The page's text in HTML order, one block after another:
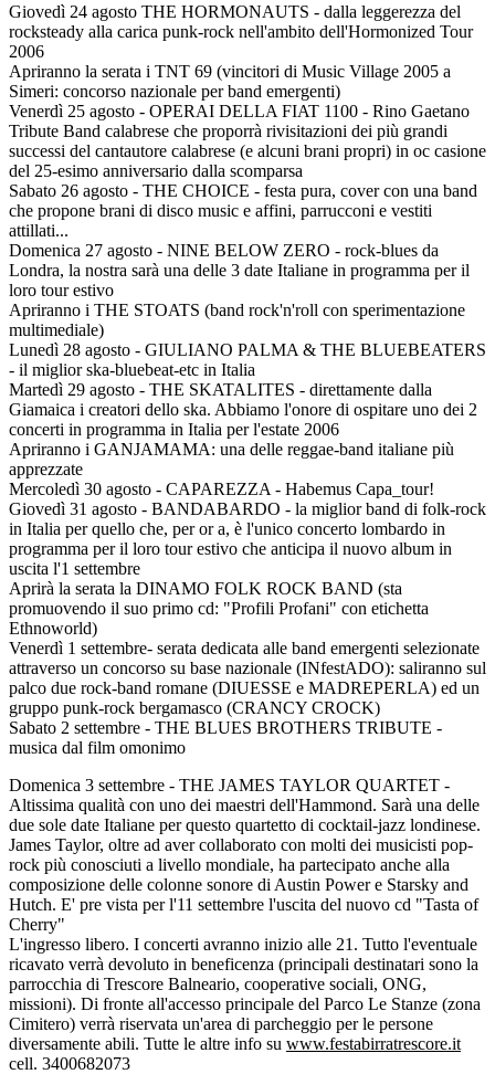
Giovedì 24 agosto THE HORMONAUTS - dalla leggerezza del
rocksteady alla carica punk-rock nell'ambito dell'Hormonized Tour
2006
Apriranno la serata i TNT 69 (vincitori di Music Village 2005 a
Simeri: concorso nazionale per band emergenti)
Venerdì 25 agosto - OPERAI DELLA FIAT 1100 - Rino Gaetano
Tribute Band calabrese che proporrà rivisitazioni dei più grandi
successi del cantautore calabrese (e alcuni brani propri) in oc casione
del 25-esimo anniversario dalla scomparsa
Sabato 26 agosto - THE CHOICE - festa pura, cover con una band
che propone brani di disco music e affini, parrucconi e vestiti
attillati...
Domenica 27 agosto - NINE BELOW ZERO - rock-blues da
Londra, la nostra sarà una delle 3 date Italiane in programma per il
loro tour estivo
Apriranno i THE STOATS (band rock'n'roll con sperimentazione
multimediale)
Lunedì 28 agosto - GIULIANO PALMA & THE BLUEBEATERS
- il miglior ska-bluebeat-etc in Italia
Martedì 29 agosto - THE SKATALITES - direttamente dalla
Giamaica i creatori dello ska. Abbiamo l'onore di ospitare uno dei 2
concerti in programma in Italia per l'estate 2006
Apriranno i GANJAMAMA: una delle reggae-band italiane più
apprezzate
Mercoledì 30 agosto - CAPAREZZA - Habemus Capa_tour!
Giovedì 31 agosto - BANDABARDO - la miglior band di folk-rock
in Italia per quello che, per or a, è l'unico concerto lombardo in
programma per il loro tour estivo che anticipa il nuovo album in
uscita l'1 settembre
Aprirà la serata la DINAMO FOLK ROCK BAND (sta
promuovendo il suo primo cd: "Profili Profani" con etichetta
Ethnoworld)
Venerdì 1 settembre- serata dedicata alle band emergenti selezionate
attraverso un concorso su base nazionale (INfestADO): saliranno sul
palco due rock-band romane (DIUESSE e MADREPERLA) ed un
gruppo punk-rock bergamasco (CRANCY CROCK)
Sabato 2 settembre - THE BLUES BROTHERS TRIBUTE -
musica dal film omonimo
Domenica 3 settembre - THE JAMES TAYLOR QUARTET -
Altissima qualità con uno dei maestri dell'Hammond. Sarà una delle
due sole date Italiane per questo quartetto di cocktail-jazz londinese.
James Taylor, oltre ad aver collaborato con molti dei musicisti pop-
rock più conosciuti a livello mondiale, ha partecipato anche alla
composizione delle colonne sonore di Austin Power e Starsky and
Hutch. E' pre vista per l'11 settembre l'uscita del nuovo cd "Tasta of
Cherry"
L'ingresso libero. I concerti avranno inizio alle 21. Tutto l'eventuale
ricavato verrà devoluto in beneficenza (principali destinatari sono la
parrocchia di Trescore Balneario, cooperative sociali, ONG,
missioni). Di fronte all'accesso principale del Parco Le Stanze (zona
Cimitero) verrà riservata un'area di parcheggio per le persone
diversamente abili. Tutte le altre info su www.festabirratrescore.it
cell. 3400682073